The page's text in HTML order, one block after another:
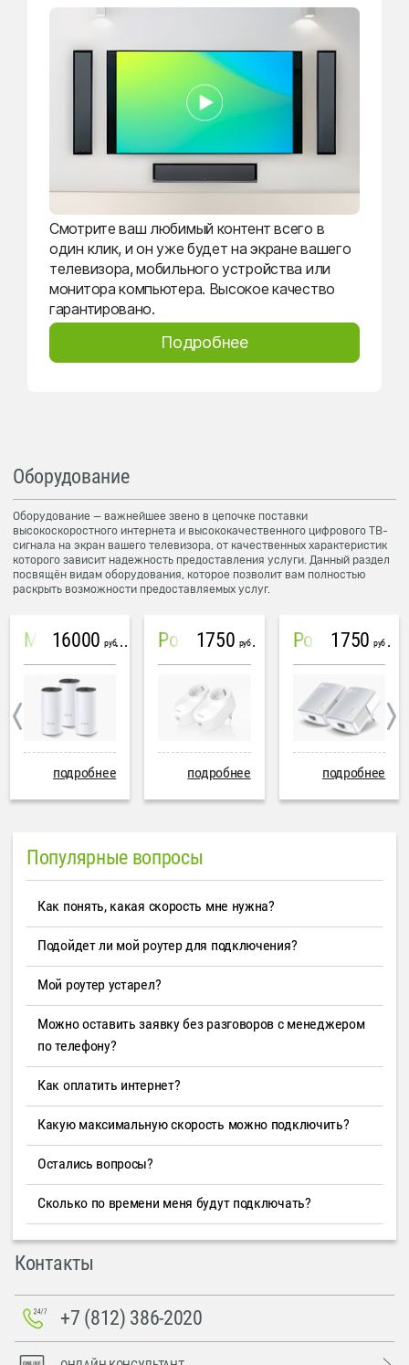
Смотрите ваш любимый контент всего в
один клик, и он уже будет на экране вашего
телевизора, мобильного устройства или
монитора компьютера. Высокое качество
гарантировано.
Подробнее
Оборудование
Оборудование — важнейшее звено в цепочке поставки
высокоскоростного интернета и высококачественного цифрового ТВ-
сигнала на экран вашего телевизора, от качественных характеристик
которого зависит надежность предоставления услуги. Данный раздел
посвящён видам оборудования, которое позволит вам полностью
раскрыть возможности предоставляемых услуг.
Mesh система TP-Link Deco M4 (3 устройства)
16000 руб
подробнее
PowerLine Tenda PH6
1750 руб
подробнее
PowerLine TP-Link AV600
1750 руб
подробнее
Популярные вопросы
Как понять, какая скорость мне нужна?
Подойдет ли мой роутер для подключения?
Мой роутер устарел?
Можно оставить заявку без разговоров с менеджером
по телефону?
Как оплатить интернет?
Какую максимальную скорость можно подключить?
Остались вопросы?
Сколько по времени меня будут подключать?
Контакты
+7 (812) 386-2020